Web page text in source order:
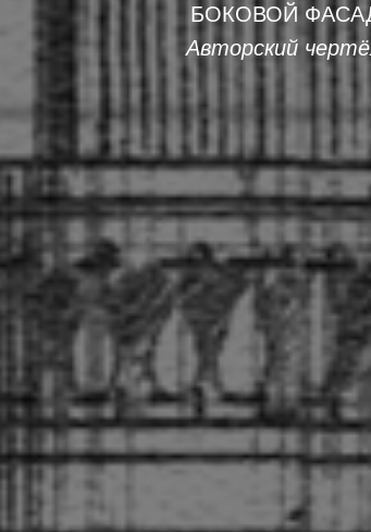
БОКОВОЙ
Авторский